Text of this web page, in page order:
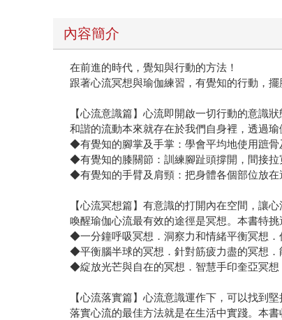
內容簡介
在前進的時代，覺知與行動的方法！
跟著心流冥想與瑜伽練習，有覺知的行動，
【心流意識篇】心流即開啟一切行動的意識狀
和諧的流動本來就存在於我們自身裡，透過
◆有覺知的腳掌及手掌：學會平均地使用蹠骨
◆有覺知的膝關節：訓練腳趾頭撐開，間接拉
◆有覺知的手臂及肩頸：把身體各個部位放在
【心流冥想篇】有意識的打開內在空間，讓
喚醒瑜伽心流最有效的途徑是冥想。本書特挑
◆一分鐘呼吸冥想．洞察力和情緒平衡冥想．
◆平衡腦半球的冥想．針對筋疲力盡的冥想．
◆綻放光芒與自在的冥想．智慧手印奎亞冥想
【心流落實篇】心流意識運作下，可以找到
落實心流的最佳方法就是在生活中實踐。本